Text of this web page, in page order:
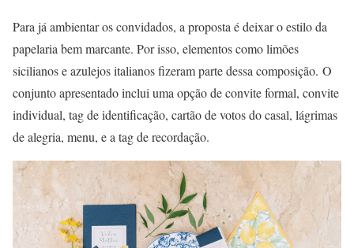
Para já ambientar os convidados, a proposta é deixar o estilo da
papelaria bem marcante. Por isso, elementos como limões
sicilianos e azulejos italianos fizeram parte dessa composição. O
conjunto apresentado inclui uma opção de convite formal, convite
individual, tag de identificação, cartão de votos do casal, lágrimas
de alegria, menu, e a tag de recordação.